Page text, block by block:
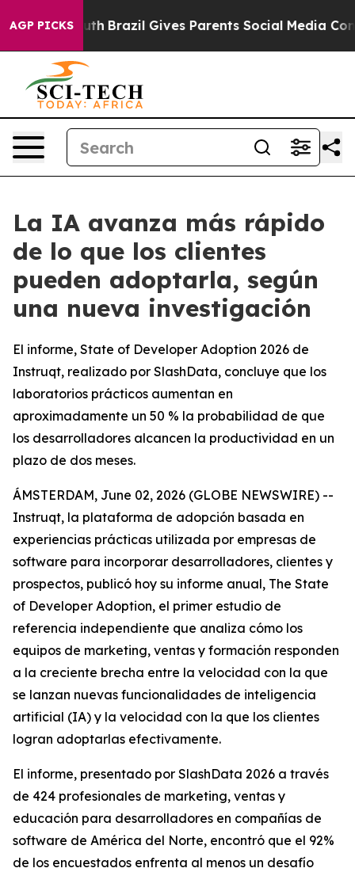
AGP PICKS
to Youth Brazil Gives Parents Social Media
La IA avanza más rápido
de lo que los clientes
pueden adoptarla, según
una nueva investigación
El informe, State of Developer Adoption 2026 de
Instruqt, realizado por SlashData, concluye que los
laboratorios prácticos aumentan en
aproximadamente un 50 % la probabilidad de que
los desarrolladores alcancen la productividad en un
plazo de dos meses.
ÁMSTERDAM, June 02, 2026 (GLOBE NEWSWIRE) --
Instruqt, la plataforma de adopción basada en
experiencias prácticas utilizada por empresas de
software para incorporar desarrolladores, clientes y
prospectos, publicó hoy su informe anual, The State
of Developer Adoption, el primer estudio de
referencia independiente que analiza cómo los
equipos de marketing, ventas y formación responden
a la creciente brecha entre la velocidad con la que
se lanzan nuevas funcionalidades de inteligencia
artificial (IA) y la velocidad con la que los clientes
logran adoptarlas efectivamente.
El informe, presentado por SlashData 2026 a través
de 424 profesionales de marketing, ventas y
educación para desarrolladores en compañías de
software de América del Norte, encontró que el 92%
de los encuestados enfrenta al menos un desafío